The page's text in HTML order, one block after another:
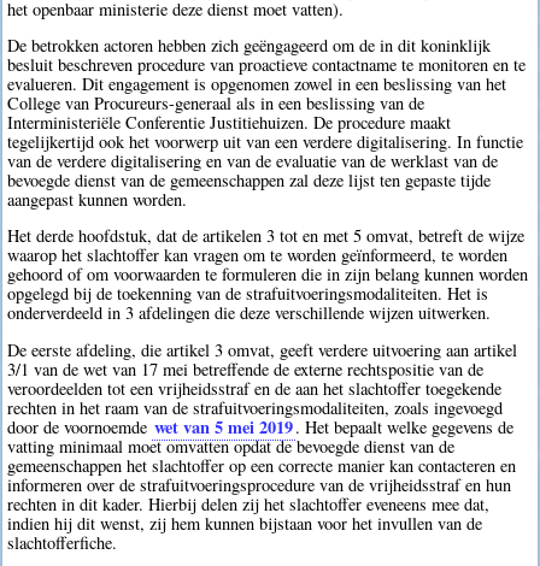
het openbaar ministerie deze dienst moet vatten).
De betrokken actoren hebben zich geëngageerd om de in dit koninklijk
besluit beschreven procedure van proactieve contactname te monitoren en te
evalueren. Dit engagement is opgenomen zowel in een beslissing van het
College van Procureurs-generaal als in een beslissing van de
Interministeriële Conferentie Justitiehuizen. De procedure maakt
tegelijkertijd ook het voorwerp uit van een verdere digitalisering. In functie
van de verdere digitalisering en van de evaluatie van de werklast van de
bevoegde dienst van de gemeenschappen zal deze lijst ten gepaste tijde
aangepast kunnen worden.
Het derde hoofdstuk, dat de artikelen 3 tot en met 5 omvat, betreft de wijze
waarop het slachtoffer kan vragen om te worden geïnformeerd, te worden
gehoord of om voorwaarden te formuleren die in zijn belang kunnen worden
opgelegd bij de toekenning van de strafuitvoeringsmodaliteiten. Het is
onderverdeeld in 3 afdelingen die deze verschillende wijzen uitwerken.
De eerste afdeling, die artikel 3 omvat, geeft verdere uitvoering aan artikel
3/1 van de wet van 17 mei betreffende de externe rechtspositie van de
veroordeelden tot een vrijheidsstraf en de aan het slachtoffer toegekende
rechten in het raam van de strafuitvoeringsmodaliteiten, zoals ingevoegd
door de voornoemde wet van 5 mei 2019. Het bepaalt welke gegevens de
vatting minimaal moet omvatten opdat de bevoegde dienst van de
gemeenschappen het slachtoffer op een correcte manier kan contacteren en
informeren over de strafuitvoeringsprocedure van de vrijheidsstraf en hun
rechten in dit kader. Hierbij delen zij het slachtoffer eveneens mee dat,
indien hij dit wenst, zij hem kunnen bijstaan voor het invullen van de
slachtofferfiche.